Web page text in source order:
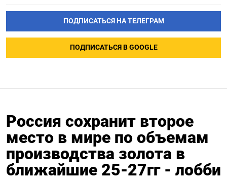
ПОДПИСАТЬСЯ НА ТЕЛЕГРАМ
ПОДПИСАТЬСЯ В GOOGLE
Россия сохранит второе
место в мире по объемам
производства золота в
ближайшие 25-27гг - лобби